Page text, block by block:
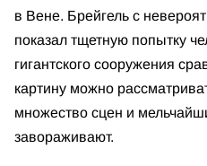
в Вене. Брейгель с
показал тщетную попытку
гигантского сооружения
картину можно
множество сцен и
завораживают.